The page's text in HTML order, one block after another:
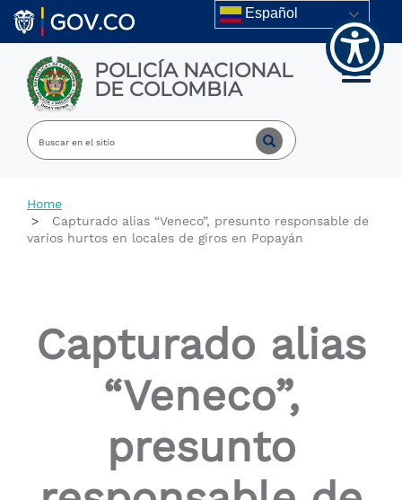
Welcome
All
Accessibility
screen
reader.
Accessibility
Skip to main content Español
POLICÍA NACIONAL
DE COLOMBIA Toggle
Home
Capturado alias “Veneco”, presunto responsable de
varios hurtos en locales de giros en Popayán
Capturado alias
“Veneco”,
presunto